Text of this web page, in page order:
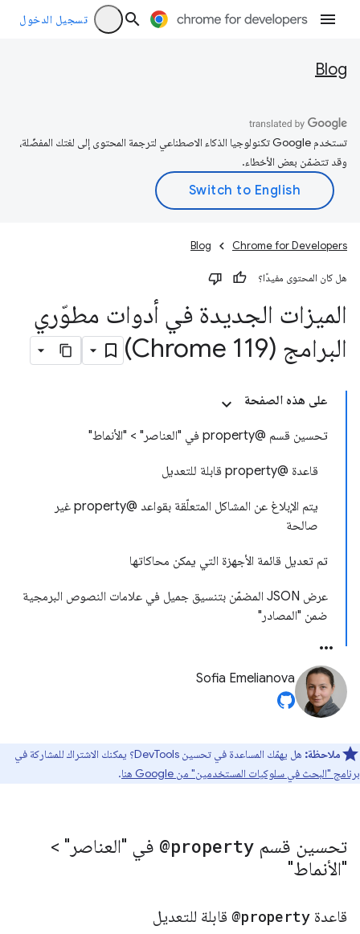
تسجيل الدخول
Blog
تستخدم Google تكنولوجيا الذكاء الاصطناعي لترجمة المحتوى إلى لغتك المفضّلة،
وقد تتضمّن بعض الأخطاء.
Chrome for Developers
Blog
هل كان المحتوى مفيدًا؟
الميزات الجديدة في أدوات مطوّري
البرامج (Chrome 119)
على هذه الصفحة
تحسين قسم @property في "العناصر" > "الأنماط"
قاعدة @property قابلة للتعديل
يتم الإبلاغ عن المشاكل المتعلّقة بقواعد @property غير
صالحة
تم تعديل قائمة الأجهزة التي يمكن محاكاتها
عرض JSON المضمّن بتنسيق جميل في علامات النصوص البرمجية
ضمن "المصادر"
Sofia Emelianova
ملاحظة: هل يهمّك المساعدة في تحسين DevTools؟ يمكنك الاشتراك للمشاركة في
برنامج "البحث في سلوكيات المستخدمين" من Google هنا
.
تحسين قسم @property في "العناصر" >
"الأنماط"
قاعدة @property قابلة للتعديل